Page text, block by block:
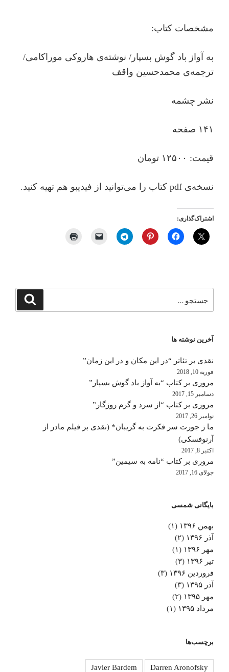
مشخصات کتاب:
به آواز باد گوش بسپار/ نوشته‌ی هاروکی موراکامی/
ترجمه‌ی محمدحسین واقف
نشر چشمه
۱۴۱ صفحه
قیمت: ۱۲۵۰۰ تومان
نسخه‌ی pdf کتاب را می‌توانید از فیدیبو هم تهیه کنید.
اشتراک‌گذاری:
برای
جستجو
آخرین نوشته ها
نقدی بر تئاتر “در این مکان و در این زمان”
فوریه 10, 2018
مروری بر کتاب “به آواز باد گوش بسپار”
دسامبر 15, 2017
مروری بر کتاب “از سرد و گرم روزگار”
نوامبر 26, 2017
ما ز جورت سر فکرت به گریبان* (نقدی بر فیلم مادر از
آرنوفسکی)
اکتبر 8, 2017
مروری بر کتاب “نامه به سیمین”
جولای 16, 2017
بایگانی شمسی
بهمن ۱۳۹۶
(۱)
آذر ۱۳۹۶
(۲)
مهر ۱۳۹۶
(۱)
تیر ۱۳۹۶
(۳)
فروردین ۱۳۹۶
(۳)
آذر ۱۳۹۵
(۳)
مهر ۱۳۹۵
(۲)
مرداد ۱۳۹۵
(۱)
برچسب‌ها
Darren Aronofsky
Javier Bardem